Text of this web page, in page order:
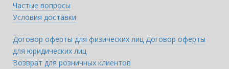
Частые вопросы
Условия доставки
Договор оферты для физических лиц Договор оферты
для юридических лиц
Возврат для розничных клиентов